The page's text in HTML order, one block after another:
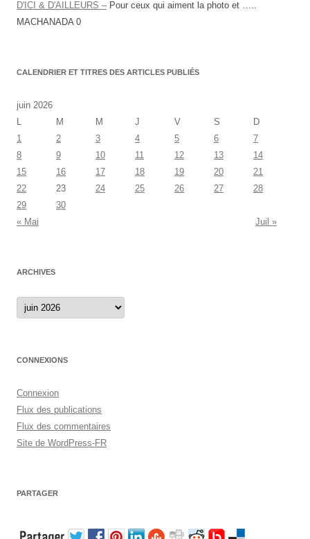
D'ICI & D'AILLEURS –Pour ceux qui aiment la photo et …..
MACHANADA 0
CALENDRIER ET TITRES DES ARTICLES PUBLIÉS
juin 2026
L
M M J V S
D
1
2 3 4 5 6
7
8
9 10 11 12 13
14
15
16 17 18 19 20
21
22
23 24 25 26 27
28
29
30
« Mai
Juil »
ARCHIVES
Archives
CONNEXIONS
Connexion
Flux des publications
Flux des commentaires
Site de WordPress-FR
PARTAGER